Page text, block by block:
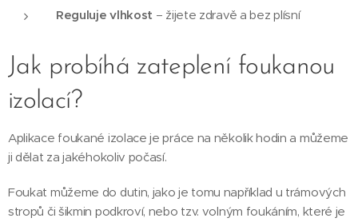
Reguluje vlhkost – žijete zdravě a bez plísní
Jak probíhá zateplení foukanou
izolací?
Aplikace foukané izolace je práce na několik hodin a můžeme
ji dělat za jakéhokoliv počasí.
Foukat můžeme do dutin, jako je tomu například u trámových
stropů či šikmin podkroví, nebo tzv. volným foukáním, které je